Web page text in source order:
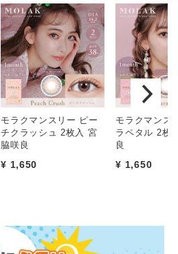
モラクマンスリー ピー
チクラッシュ 2枚入 宮
脇咲良
¥ 1,650
モラクマンス
ラペタル 2枚
良
¥ 1,650